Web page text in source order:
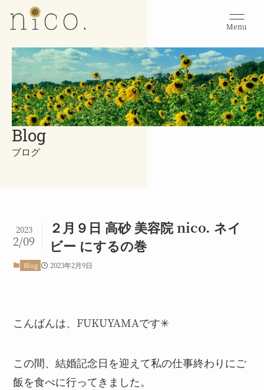
Menu
Blog
ブログ
２月９日 高砂 美容院 nico. ネイ
ビー にするの巻
2023
2/09
Blog 2023年2月9日
こんばんは、FUKUYAMAです✳︎
この間、結婚記念日を迎えて私の仕事終わりにご
飯を食べに行ってきました。